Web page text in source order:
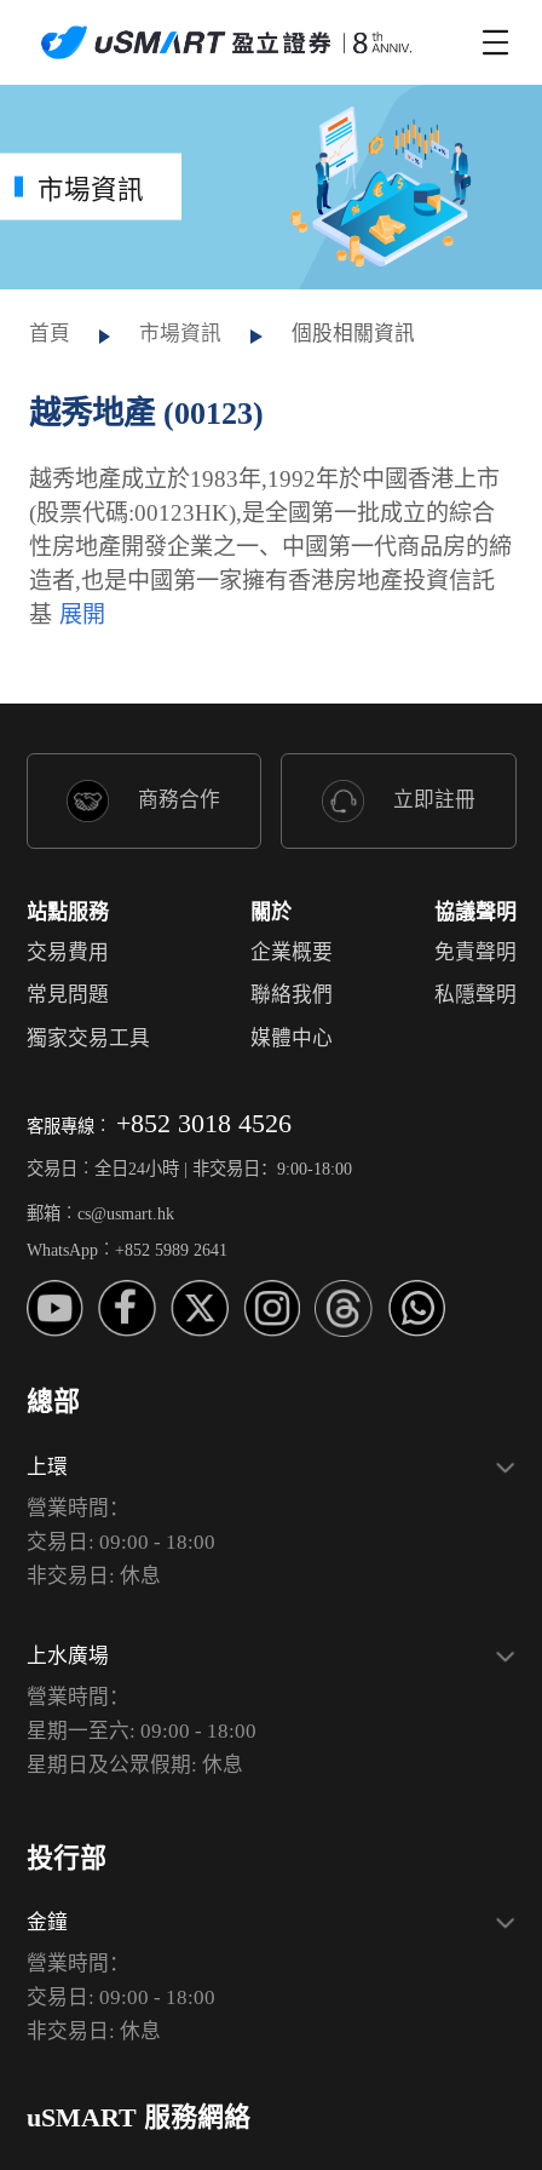
市場資訊
首頁 市場資訊 個股相關資訊
越秀地產 (00123)
越秀地產成立於1983年,1992年於中國香港上市
(股票代碼:00123HK),是全國第一批成立的綜合
性房地產開發企業之一、中國第一代商品房的締
造者,也是中國第一家擁有香港房地產投資信託
基
商務合作 立即註冊
站點服務
交易費用
常見問題
獨家交易工具
關於
企業概要
聯絡我們
媒體中心
協議聲明
免責聲明
私隱聲明
客服專線︰ +852 3018 4526
交易日︰全日24小時 | 非交易日：9:00-18:00
郵箱︰cs@usmart.hk
WhatsApp︰+852 5989 2641
總部
上環
營業時間：
交易日: 09:00 - 18:00
非交易日: 休息
上水廣場
營業時間：
星期一至六: 09:00 - 18:00
星期日及公眾假期: 休息
投行部
金鐘
營業時間：
交易日: 09:00 - 18:00
非交易日: 休息
uSMART 服務網絡